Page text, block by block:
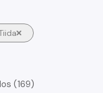
(169)